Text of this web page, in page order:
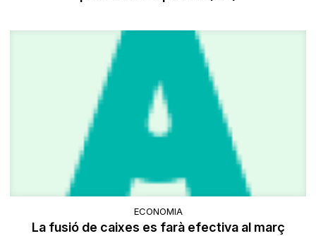
ECONOMIA
La fusió de caixes es farà efectiva al març